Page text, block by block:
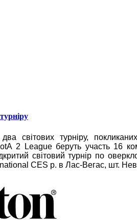
світових турніру,
2 League беруть участь 16
світовий турнір по
CES р. в Лас-Вегас, шт.